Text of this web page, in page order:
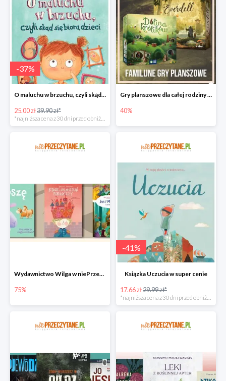
-37%
O maluchu w brzuchu, czyli skąd się biorą dzieci
25.00 zł39.90 zł*
*najniższa cena z 30 dni przed obniżką
Gry planszowe dla całej rodziny w promocyjnych cenach
40%
Wydawnictwo Wilga w niePrzeczytane.pl do -75%
75%
-41%
Ksiązka Uczucia w super cenie
17.66 zł29.99 zł*